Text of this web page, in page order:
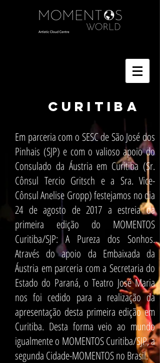
CURITIBA
Em parceria com o SESC de São José dos
Pinhais (SJP) e com o valioso apoio do
Consulado da Áustria em Curitiba (Sr.
Cônsul Tercio Gritsch e a Sra. Vice-
Cônsul Anelise Gropp) festejamos no dia
24 de agosto de 2017 a estreia da
primeira edição do MOMENTOS
Curitiba/SJP: A Pureza dos Sonhos.
Através do apoio da Embaixada da
Áustria em parceria com a Secretaria do
Estado do Paraná, o Teatro José Maria
nos foi cedido para a realização da
apresentação desta primeira edição em
Curitiba. Desta forma veio ao mundo
igualmente o MOMENTOS Curitiba/SJP, a
segunda Cidade-MOMENTOS no Brasil.